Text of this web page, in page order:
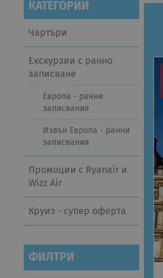
КАТЕГОРИИ
Чартъри
Екскурзии с ранно
записване
Европа - ранни
записвания
Извън Европа - ранни
записвания
Промоции с Ryanair и
Wizz Air
Круиз - супер оферта
ФИЛТРИ